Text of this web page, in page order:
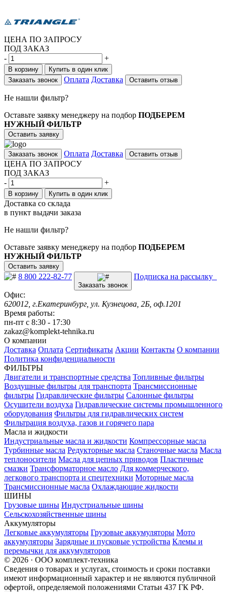
ЦЕНА ПО ЗАПРОСУ
ПОД ЗАКАЗ
-
+
В корзину
Купить в один клик
Заказать звонок
Оплата Доставка Оставить отзыв
Не нашли фильтр?
Оставьте заявку менеджеру на подбор ПОДБЕРЕМ
НУЖНЫЙ ФИЛЬТР
Оставить заявку
Заказать звонок Оплата Доставка Оставить отзыв
ЦЕНА ПО ЗАПРОСУ
ПОД ЗАКАЗ
-
+
В корзину Купить в один клик
Доставка со склада
в пункт выдачи заказа
Не нашли фильтр?
Оставьте заявку менеджеру на подбор ПОДБЕРЕМ
НУЖНЫЙ ФИЛЬТР
Оставить заявку
8 800 222-82-77
Заказать звонок
Подписка на рассылку
Офис:
620012, г.Екатеринбург, ул. Кузнецова, 2Б, оф.1201
Время работы:
пн-пт с 8:30 - 17:30
zakaz@komplekt-tehnika.ru
О компании
Доставка Оплата Сертификаты Акции Контакты О компании
Политика конфиденциальности
ФИЛЬТРЫ
Двигатели и транспортные средства Топливные фильтры
Воздушные фильтры для транспорта Трансмиссионные
фильтры Гидравлические фильтры Салонные фильтры
Осушители воздуха Гидравлические системы промышленного
оборудования Фильтры для гидравлических систем
Фильтрация воздуха, газов и горячего пара
Масла и жидкости
Индустриальные масла и жидкости Компрессорные масла
Турбинные масла Редукторные масла Станочные масла Масла
теплоносители Масла для цепных приводов Пластичные
смазки Трансформаторное масло Для коммерческого,
легкового транспорта и спецтехники Моторные масла
Трансмиссионные масла Охлаждающие жидкости
ШИНЫ
Грузовые шины Индустриальные шины
Сельскохозяйственные шины
Аккумуляторы
Легковые аккумуляторы Грузовые аккумуляторы Мото
аккумуляторы Зарядные и пусковые устройства Клемы и
перемычки для аккумуляторов
© 2026 · ООО комплект-техника
Сведения о товарах и услугах, стоимость и сроки поставки
имеют информационный характер и не являются публичной
офертой, определяемой положениями Статьи 437 ГК РФ.